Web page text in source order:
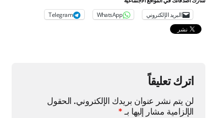
البريد الإلكتروني WhatsApp
Telegram
اترك تعليقاً
لن يتم نشر عنوان بريدك الإلكتروني. الحقول
الإلزامية مشار إليها بـ *